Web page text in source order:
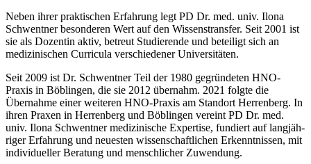
Neben ihrer prakti­schen Erfahrung legt PD Dr. med. univ. Ilona
Schwentner beson­deren Wert auf den Wissens­transfer. Seit 2001 ist
sie als Dozentin aktiv, betreut Studie­rende und beteiligt sich an
medizi­ni­schen Curricula verschie­dener Univer­si­täten.
Seit 2009 ist Dr. Schwentner Teil der 1980 gegrün­deten HNO-
Praxis in Böblingen, die sie 2012 übernahm. 2021 folgte die
Übernahme einer weiteren HNO-Praxis am Standort Herrenberg. In
ihren Praxen in Herrenberg und Böblingen vereint PD Dr. med.
univ. Ilona Schwentner medizi­nische Expertise, fundiert auf langjäh­
riger Erfahrung und neuesten wissen­schaft­lichen Erkennt­nissen, mit
indivi­du­eller Beratung und mensch­licher Zuwendung.